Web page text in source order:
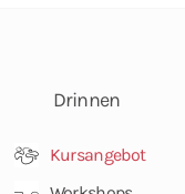
Drinnen
Kursangebot